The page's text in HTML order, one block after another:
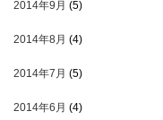
2014年9月 (5)
2014年8月 (4)
2014年7月 (5)
2014年6月 (4)